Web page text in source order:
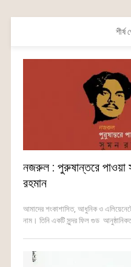
নজরুল : পুরুষান্তরে পাওয়া
রহমান
আমাদের শংকাশাসিত, আধুনিক ও
নাম। তিনি একটি সুন্দর ফিল গুড